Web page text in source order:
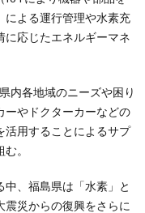
による運行管理や水素充
に応じたエネルギーマネ
内各地域のニーズや困り
ーやドクターカーなどの
活用することによるサプ
。
、福島県は「水素」と
災からの復興をさらに